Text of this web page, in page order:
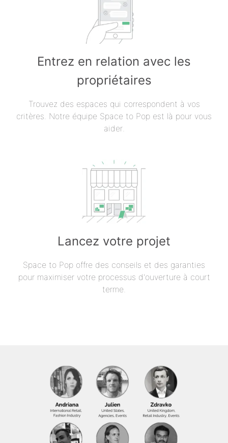
Entrez en relation avec les
propriétaires
Trouvez des espaces qui correspondent à vos
critères. Notre équipe Space to Pop est là pour vous
aider.
Lancez votre projet
Space to Pop offre des conseils et des garanties
pour maximiser votre processus d'ouverture à court
terme.